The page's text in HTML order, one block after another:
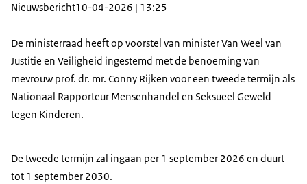
Nieuwsbericht10-04-2026 | 13:25
De ministerraad heeft op voorstel van minister Van Weel van
Justitie en Veiligheid ingestemd met de benoeming van
mevrouw prof. dr. mr. Conny Rijken voor een tweede termijn als
Nationaal Rapporteur Mensenhandel en Seksueel Geweld
tegen Kinderen.
De tweede termijn zal ingaan per 1 september 2026 en duurt
tot 1 september 2030.